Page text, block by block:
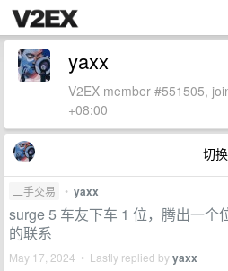
yaxx
V2EX member #551505,
+08:00
切
二手交易 • yaxx
surge 5 车友下车 1 位，腾出一个
的联系
May 17, 2024 • Lastly replied byyaxx